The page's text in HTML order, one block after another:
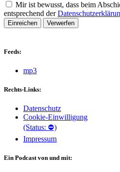
Mir ist bewusst, dass beim
entsprechend der
Einreichen Verwerfen
Feeds:
mp3
Rechts-Links:
Datenschutz
Cookie-Einwilligung
(Status: ⛔)
Impressum
Ein Podcast von und mit: